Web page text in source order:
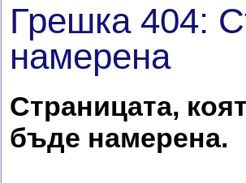
Грешка 404:
намерена
Страницата,
бъде намерена.